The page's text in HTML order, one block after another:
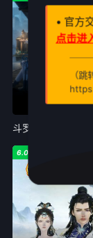
更新至165集
斗罗大陆Ⅱ绝世唐门
6.0
• 官方
点击进
（